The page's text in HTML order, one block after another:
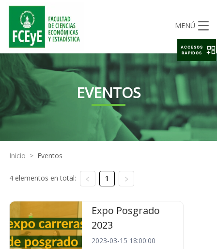
MENÚ
EVENTOS
Inicio > Eventos
4 elementos en total: 1
Expo Posgrado
2023
2023-03-15 18:00:00
ACCESOS
RAPIDOS